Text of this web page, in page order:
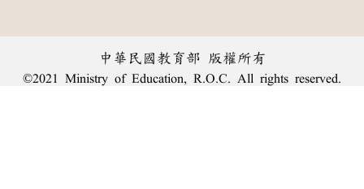
中華民國教育部 版權所有
©2021 Ministry of Education, R.O.C. All rights reserved.